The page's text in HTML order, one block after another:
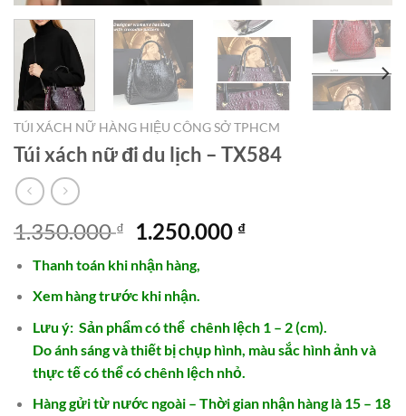
TÚI XÁCH NỮ HÀNG HIỆU CÔNG SỞ TPHCM
Túi xách nữ đi du lịch – TX584
1.350.000₫
Giá
là:
1.350.000 ₫.
1.250.000 ₫Giá
1.250.000 ₫.
Thanh toán khi nhận hàng,
Xem hàng trước khi nhận.
Lưu ý: Sản phẩm có thể chênh lệch 1 – 2 (cm).
Do ánh sáng và thiết bị chụp hình, màu sắc hình ảnh và
thực tế có thể có chênh lệch nhỏ.
Hàng gửi từ nước ngoài – Thời gian nhận hàng là 15 – 18